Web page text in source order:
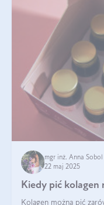
mgr inż. Anna Sobol
22 maj 2025
Kiedy pić kolagen
Kolagen można pić